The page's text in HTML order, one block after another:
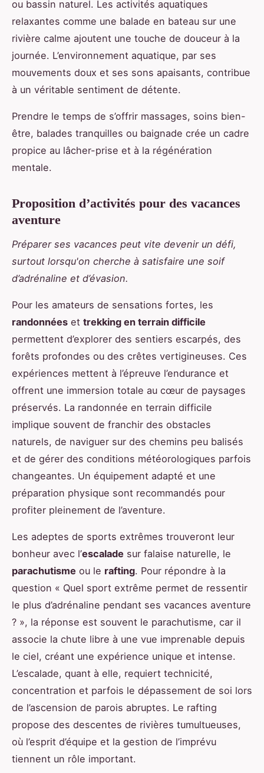
ou bassin naturel. Les activités aquatiques
relaxantes comme une balade en bateau sur une
rivière calme ajoutent une touche de douceur à la
journée. L’environnement aquatique, par ses
mouvements doux et ses sons apaisants, contribue
à un véritable sentiment de détente.
Prendre le temps de s’offrir massages, soins bien-
être, balades tranquilles ou baignade crée un cadre
propice au lâcher-prise et à la régénération
mentale.
Proposition d’activités pour des vacances
aventure
Préparer ses vacances peut vite devenir un défi,
surtout lorsqu'on cherche à satisfaire une soif
d’adrénaline et d’évasion.
Pour les amateurs de sensations fortes, les
randonnées et trekking en terrain difficile
permettent d’explorer des sentiers escarpés, des
forêts profondes ou des crêtes vertigineuses. Ces
expériences mettent à l’épreuve l’endurance et
offrent une immersion totale au cœur de paysages
préservés. La randonnée en terrain difficile
implique souvent de franchir des obstacles
naturels, de naviguer sur des chemins peu balisés
et de gérer des conditions météorologiques parfois
changeantes. Un équipement adapté et une
préparation physique sont recommandés pour
profiter pleinement de l’aventure.
Les adeptes de sports extrêmes trouveront leur
bonheur avec l’escalade sur falaise naturelle, le
parachutisme ou le rafting. Pour répondre à la
question « Quel sport extrême permet de ressentir
le plus d’adrénaline pendant ses vacances aventure
? », la réponse est souvent le parachutisme, car il
associe la chute libre à une vue imprenable depuis
le ciel, créant une expérience unique et intense.
L’escalade, quant à elle, requiert technicité,
concentration et parfois le dépassement de soi lors
de l’ascension de parois abruptes. Le rafting
propose des descentes de rivières tumultueuses,
où l’esprit d’équipe et la gestion de l’imprévu
tiennent un rôle important.